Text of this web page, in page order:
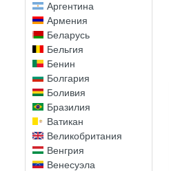
Аргентина
Армения
Беларусь
Бельгия
Бенин
Болгария
Боливия
Бразилия
Ватикан
Великобритания
Венгрия
Венесуэла